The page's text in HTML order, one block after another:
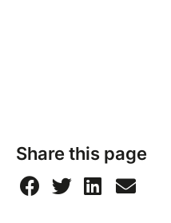
Share this page